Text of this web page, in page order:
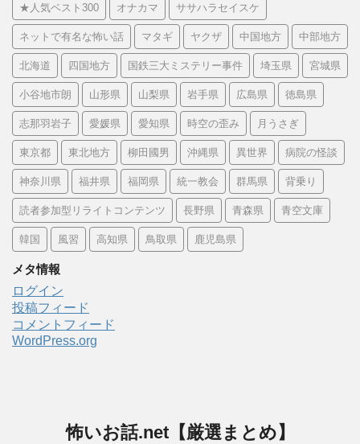
★人気ベスト300 オナカマ ササハラセイスケ
ネットで有名な怖い話 マタギ ヤクザ 中国地方 中部地方
北海道 四国地方 国鉄三大ミステリー事件 埼玉県 宮城県
小谷地市朗 山形県 山梨県 岩手県 広島県 徳島県
志那羽岩子 愛媛県 愛知県 時空の歪み 月うさぎ
東京都 東北地方 柳田國男 沖縄県 異世界 病院の怪談
神奈川県 福井県 福岡県 統一教会 群馬県 背乗り
読者参加型リライトコンテンツ 長野県 青森県 青空文庫
韓国 風習 高知県 鳥取県 鹿児島県
メタ情報
ログイン
投稿フィード
コメントフィード
WordPress.org
怖いお話.net【厳選まとめ】